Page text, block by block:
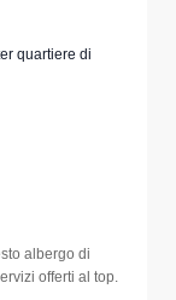
quartiere di
albergo di
offerti al top.